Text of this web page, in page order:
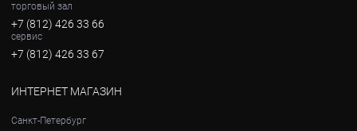
торговый зал
+7 (812) 426 33 66
сервис
+7 (812) 426 33 67
ИНТЕРНЕТ МАГАЗИН
Санкт-Петербург